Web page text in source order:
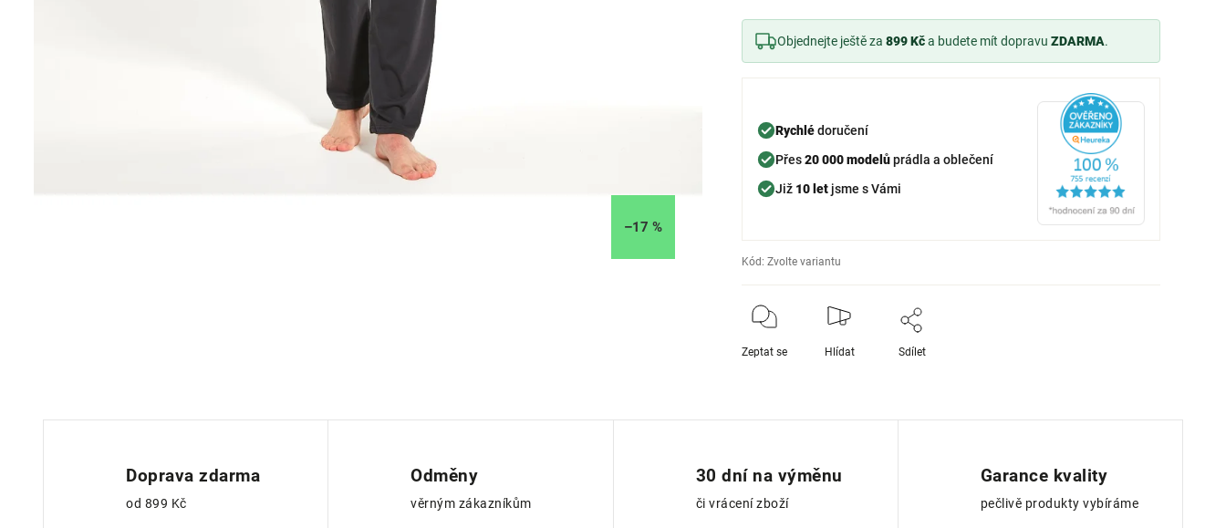
–17 %
Objednejte ještě za 899 Kča budete mít dopravu ZDARMA.
Rychlédoručení
Přes20 000 modelůprádla a oblečení
Již 10 letjsme s Vámi
Kód: Zvolte variantu
Zeptat se Hlídat Sdílet
Doprava zdarma
od 899 Kč
Odměny
věrným zákazníkům
30 dní na výměnu
či vrácení zboží
Garance kvality
pečlivě produkty vybíráme